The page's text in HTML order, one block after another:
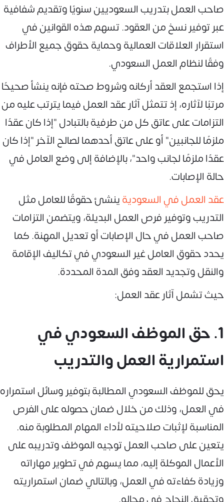
صاحب العمل بتدريب السعوديين سنويًا وتقديم شفافية
عبر توفير نسخ من العقود. تسهم هذه القوانين في
استقرار العلاقات العمالية وحماية حقوق جميع الأطراف
وفقًا لنظام العمل السعودي.
إذا استجمع العقد أركانه وشروط صحته فإنه ينشأ صحيحًا
مرتبًا لآثاره، إذ تتمثل آثار عقد العمل فيما يترتب عليه من
التزامات على عاتق كل من طرفية بالتبادل "إذا كان عقدًا
ملزمًا للجانبين" أو على عاتق أحدهما لصالح الآخر "إذا كان
عقدًا ملزمًا لجانب واحد"، بالإضافة إلى وضع العامل في
حالة الإصابات.
عقد العمل في السعوديةينشئ حقوقًا للعامل مثل
التدريب وتوفير فرص العمل البديلة، ويتضمن التزامات
صاحب العمل في حال الإصابات أو تعديل المهنة. كما
يحدد حقوق العامل غير السعودي في تكاليف الإقامة
والنقل وتجديد العقد وفق المدة المحددة.
حيث تشمل آثار عقد العمل:
1. حق الموظف السعودي في
استمرارية العمل والتدريب
يحق للموظف السعودي المطالبة بتوفير وسائل استمراره
في العمل، وذلك من خلال ضمان حصوله على الفرص
المناسبة لإثبات صلاحيته لأداء المهام المطلوبة منه.
يتعين على صاحب العمل توجيه الموظف وتدريبه على
الأعمال الموكلة إليه، مما يسهم في تطوير مهاراته
وزيادة كفاءته في العمل، وبالتالي ضمان استمراريته